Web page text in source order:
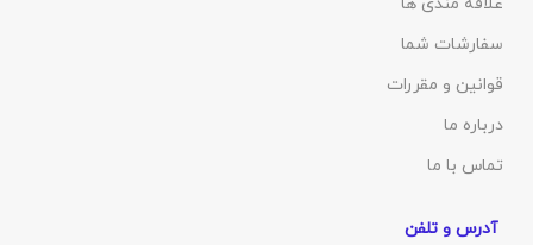
سفارشات شما
قوانین و مقررات
درباره ما
تماس با ما
آدرس و تلفن